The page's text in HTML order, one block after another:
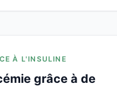
À L'INSULINE
grâce à de